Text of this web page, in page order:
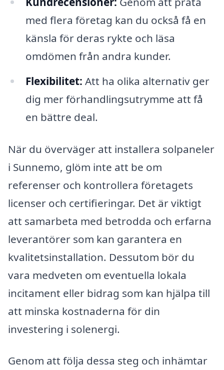
med flera företag kan du också få en
känsla för deras rykte och läsa
omdömen från andra kunder.
Flexibilitet: Att ha olika alternativ ger
dig mer förhandlingsutrymme att få
en bättre deal.
När du överväger att installera solpaneler
i Sunnemo, glöm inte att be om
referenser och kontrollera företagets
licenser och certifieringar. Det är viktigt
att samarbeta med betrodda och erfarna
leverantörer som kan garantera en
kvalitetsinstallation. Dessutom bör du
vara medveten om eventuella lokala
incitament eller bidrag som kan hjälpa till
att minska kostnaderna för din
investering i solenergi.
Genom att följa dessa steg och inhämtar